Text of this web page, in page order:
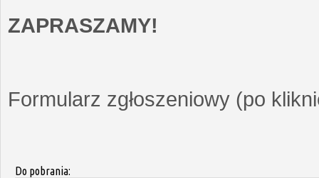
ZAPRASZAMY!
Formularz zgłoszeniowy (po
Do pobrania: